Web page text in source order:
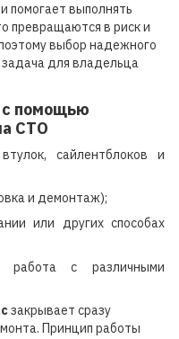
помогает выполнять
превращаются в риск и
выбор надежного
для владельца
помощью
СТО
сайлентблоков и
и демонтаж);
или других способах
работа с различными
закрывает сразу
Принцип работы